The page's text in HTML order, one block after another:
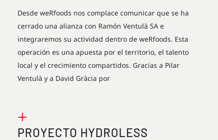
Desde weRfoods nos complace comunicar que se ha
cerrado una alianza con Ramón Ventulà SA e
integraremos su actividad dentro de weRfoods. Esta
operación es una apuesta por el territorio, el talento
local y el crecimiento compartidos. Gracias a Pilar
Ventulà y a David Gràcia por
+
PROYECTO HYDROLESS